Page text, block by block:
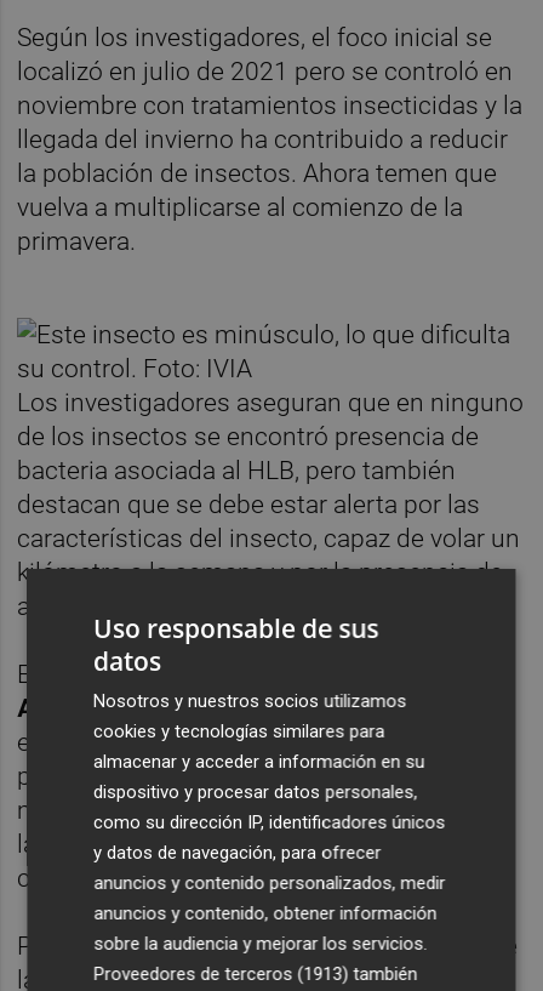
Según los investigadores, el foco inicial se
localizó en julio de 2021 pero se controló en
noviembre con tratamientos insecticidas y la
llegada del invierno ha contribuido a reducir
la población de insectos. Ahora temen que
vuelva a multiplicarse al comienzo de la
primavera.
Los investigadores aseguran que en ninguno
de los insectos se encontró presencia de
bacteria asociada al HLB, pero también
destacan que se debe estar alerta por las
características del insecto, capaz de volar un
kilómetro a la semana y por la presencia de
adultos en la primera detección.
El presidente de AVA-Asaja,
Aguado, asegura que el vector detectado en
el Mediterráneo se adapta mejor al clima,
puede vivir en un rango de temperaturas
mayor, es más difícil de detectar y transmite
la bacteria más letal (la especie asiática)
causante del HLB.
Por su parte, desde Intercitrus aseguran que
la detección del vector en Israel obliga a la
Uso responsable de sus
datos
Nosotros y nuestros socios utilizamos
cookies y tecnologías similares para
almacenar y acceder a información en su
dispositivo y procesar datos personales,
como su dirección IP, identificadores únicos
y datos de navegación, para ofrecer
anuncios y contenido personalizados, medir
anuncios y contenido, obtener información
sobre la audiencia y mejorar los servicios.
Proveedores de terceros (1913) también